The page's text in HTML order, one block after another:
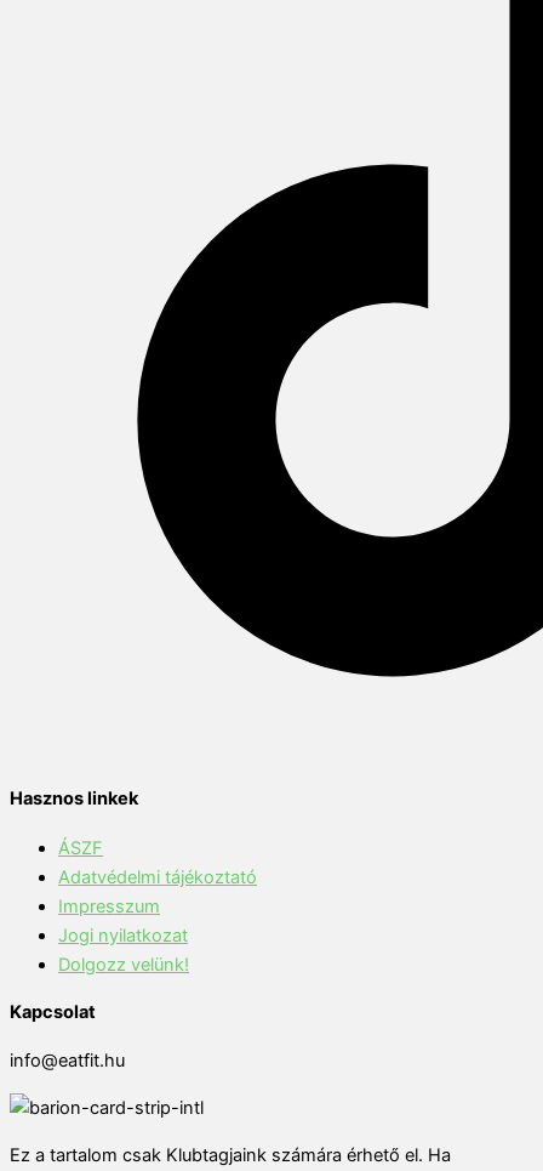
Hasznos linkek
ÁSZF
Adatvédelmi tájékoztató
Impresszum
Jogi nyilatkozat
Dolgozz velünk!
Kapcsolat
info@eatfit.hu
Ez a tartalom csak Klubtagjaink számára érhető el. Ha